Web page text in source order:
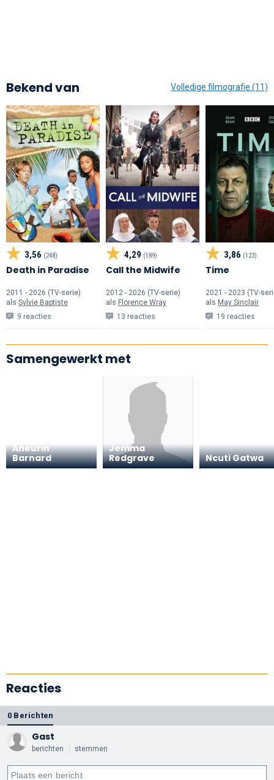
Bekend van Volledige filmografie (11)
3,56 (248)
Death in Paradise
2011 - 2026 (TV-serie)
als Sylvie Baptiste
9 reacties
4,29 (189)
Call the Midwife
2012 - 2026 (TV-serie)
als Florence Wray
13 reacties
3,86 (123)
Time
2021 - 2023 (TV-
als May Sinclair
19 reacties
Samengewerkt met
Aneurin
Barnard
Jemma
Redgrave
Ncuti Gatwa
Reacties
0 Berichten
Gast
berichten stemmen